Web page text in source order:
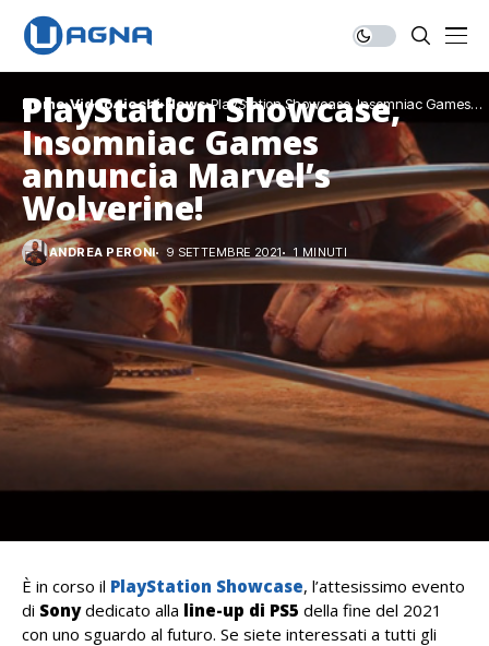
Home Videogiochi News PlayStation Showcase, Insomniac Games
annuncia Marvel’s Wolverine!
PlayStation Showcase,
Insomniac Games
annuncia Marvel’s
Wolverine!
ANDREA PERONI 9 SETTEMBRE 2021 1 MINUTI
È in corso il PlayStation Showcase, l’attesissimo evento
di Sonydedicato alla line-up di PS5 della fine del 2021
con uno sguardo al futuro. Se siete interessati a tutti gli